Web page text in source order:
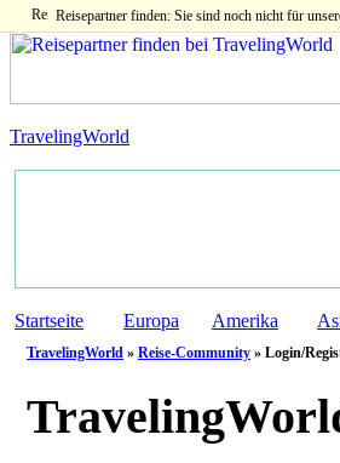
Reisepartner finden: Sie sind noch nicht für
TravelingWorld
Startseite Europa Amerika
TravelingWorld » Reise-Community » Login/